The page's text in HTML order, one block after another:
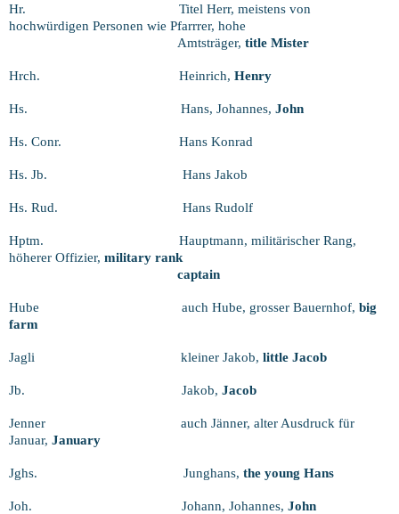
Hr.
Titel Herr, meistens von
hochwürdigen Personen wie Pfarrrer, hohe
Amtsträger, title Mister
Hrch. Heinrich, Henry
Hs. Hans, Johannes, John
Hs. Conr. Hans Konrad
Hs. Jb. Hans Jakob
Hs. Rud. Hans Rudolf
Hptm.
Hauptmann, militärischer Rang,
höherer Offizier, military rank
captain
Hube auch Hube, grosser Bauernhof, big
farm
Jagli kleiner Jakob, little Jacob
Jb. Jakob, Jacob
Jenner
auch Jänner, alter Ausdruck für
Januar, January
Jghs. Junghans, the young Hans
Joh. Johann, Johannes, John